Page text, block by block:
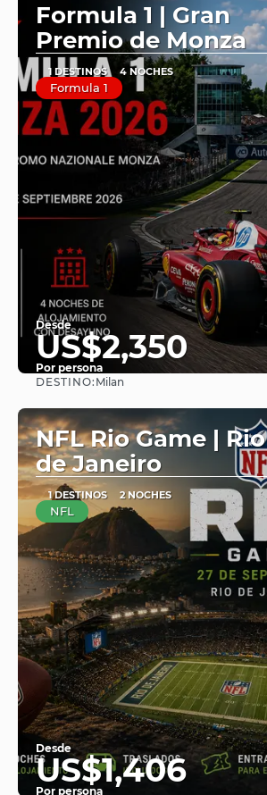
Formula 1 | Gran
Premio de Monza
1 DESTINOS 4 NOCHES
Formula 1
Desde
US$2,350
Por persona
DESTINO: Milan
NFL Rio Game | Rio
de Janeiro
1 DESTINOS 2 NOCHES
NFL
Desde
US$1,406
Por persona